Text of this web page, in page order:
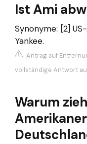
Ist Ami
Synonyme: [2]
Yankee.
Antrag auf
vollständige Antwort
Warum